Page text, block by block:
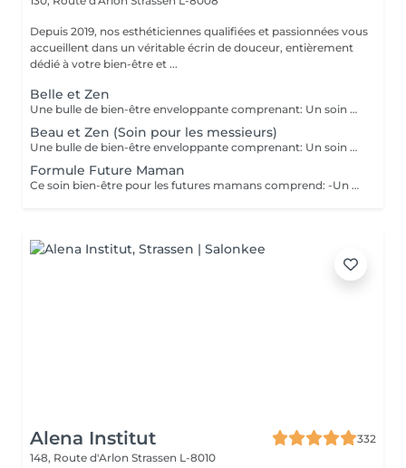
Depuis 2019, nos esthéticiennes qualifiées et passionnées vous
accueillent dans un véritable écrin de douceur, entièrement
dédié à votre bien-être et ...
Belle et Zen
Une bulle de bien-être enveloppante comprenant: Un soin du visage nettoyant et hydratant d'une durée de 60 minutes. (Démaquillage, gommage, extraction des comédons, massage visage, masque et crème de soin) Une manucure ( Limage, la pousse et coupe des cuticules, gommage et massage avec crème de soin. Base transparente comprise si souhaitée) Un massage relaxant des pieds ou des mains d'une durée de 20 minutes
Beau et Zen (Soin pour les messieurs)
Une bulle de bien-être enveloppante comprenant: Un soin visage éclat d'une durée de 50 minutes adapté à votre type de peau (Nettoyage, gommage, extraction des comédons, massage visage, masque et crème de soin) Un massage relaxant du dos d'une durée de 20 minutes. Une manucure ( Limage, la pousse et coupe des cuticules, gommage et massage avec crème de soin)
Formule Future Maman
Ce soin bien-être pour les futures mamans comprend: -Un soin Visage Hydratant 60 minutes. -Une beauté des pieds -Un massage pré-natal 50 minutes -Un soin drainant des jambes 20 minutes Un petite bulle de bien-être à s'offrir ou se faire offrir. Possibilité de faire les soins le même jour, ou sur plusieurs jours.
Alena Institut
332
148, Route d'Arlon Strassen L-8010